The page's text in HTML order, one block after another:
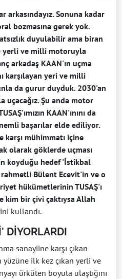
arkasındayız. Sonuna kadar
bozmasına gerek yok.
duyulabilir ama biran
yerli ve milli motoruyla
arkadaş KAAN'ın uçma
karşılayan yeri ve milli
da gurur duyduk. 2030'an
Şu anda motor
KAAN'ınını da
başarılar elde ediliyor.
mühimmatı içine
olarak göklerde uçması
koyduğu hedef 'İstikbal
Bülent Ecevit'in ve o
hükümetlerinin TUSAŞ'ı
kim bir çivi çaktıysa Allah
kullandı.
DİYORLARDI
sanayiine karşı çıkan
ilk kez çıkan yerli ve
ürküten boyuta ulaştığını